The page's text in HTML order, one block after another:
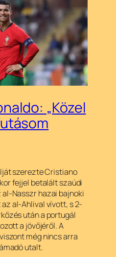
„Közel
szerezte Cristiano
fejjel betalált szaúdi
Nasszr hazai bajnoki
al-Ahlival vívott, s 2-
után a portugál
a jövőjéről. A
még nincs arra
utalt.